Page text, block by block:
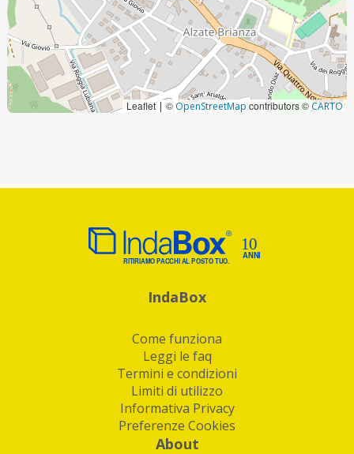
Leaflet | © OpenStreetMap contributors © CARTO
IndaBox
Come funziona
Leggi le faq
Termini e condizioni
Limiti di utilizzo
Informativa Privacy
Preferenze Cookies
About